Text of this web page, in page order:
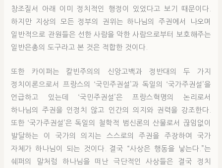
창조질서 아래 이미 정치적인 행정이 있었다고 보기 때문이다.
하지만 지상의 모든 정부의 권위는 하나님의 주권에서 나오며
일반적으로 관원들은 선한 사람을 악한 사람으로부터 보호해주는
일반은총의 도구라고 본 것은 적합한 것이다.
또한 카이퍼는 칼빈주의의 신앙고백과 정반대의 두 가지
정치이론으로서 프랑스의 ‘국민주권설’과 독일의 ‘국가주권설’을
언급하고 있는데 ‘국민주권설’은 프랑스혁명의 논리로서
하나님의 주권을 인정치 않고 인간의 의지와 권력을 강조한다.
또한 ‘국가주권설’은 독일의 철학적 범신론의 산물로서 끊임없이
발달하는 이 국가의 의지는 스스로의 주권을 주장하여 국가
자체가 하나님이 되는 것이다. 결국 “사상은 행동을 낳는다.”는
쉐퍼의 말처럼 하나님을 떠난 극단적인 사상들은 결국 정치